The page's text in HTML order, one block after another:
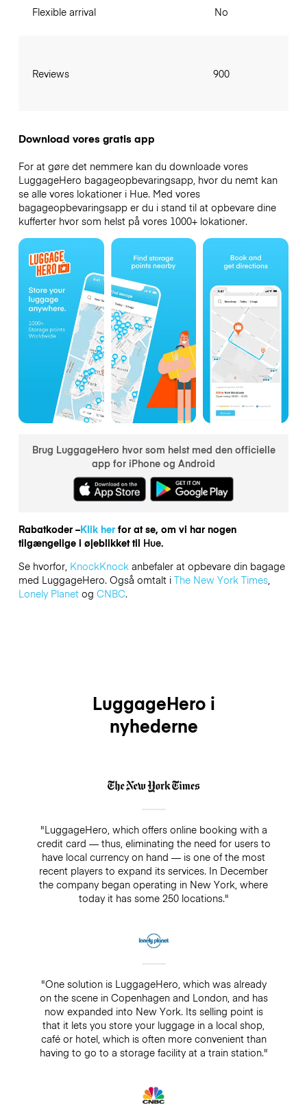
Flexible arrival
Reviews
No
900
Download vores gratis app
For at gøre det nemmere kan du downloade vores
LuggageHero bagageopbevaringsapp, hvor du nemt kan
se alle vores lokationer i Hue. Med vores
bagageopbevaringsapp er du i stand til at opbevare dine
kufferter hvor som helst på vores 1000+ lokationer.
Brug LuggageHero hvor som helst med den officielle
app for iPhone og Android
Rabatkoder –Klik herfor at se, om vi har nogen
tilgængelige i øjeblikket til Hue.
Se hvorfor, KnockKnockanbefaler at opbevare din bagage
med LuggageHero. Også omtalt i The New York Times,
Lonely Planetog CNBC.
LuggageHero i
nyhederne
"LuggageHero, which offers online booking with a
credit card — thus, eliminating the need for users to
have local currency on hand — is one of the most
recent players to expand its services. In December
the company began operating in New York, where
today it has some 250 locations."
"One solution is LuggageHero, which was already
on the scene in Copenhagen and London, and has
now expanded into New York. Its selling point is
that it lets you store your luggage in a local shop,
café or hotel, which is often more convenient than
having to go to a storage facility at a train station."